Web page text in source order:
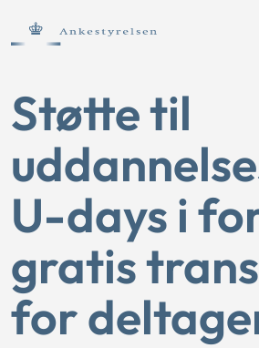
Støtte til
U-days i
gratis
for